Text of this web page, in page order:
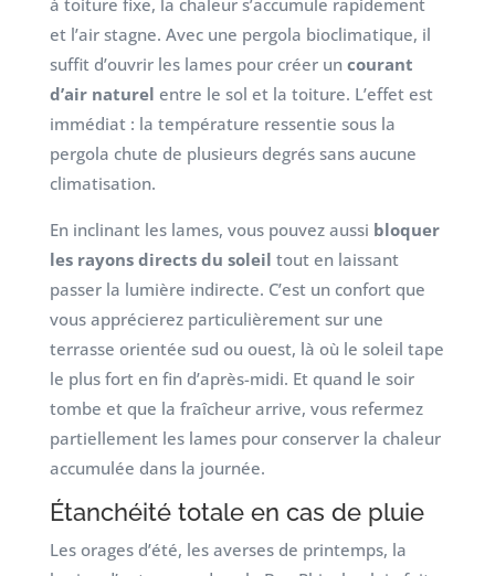
à toiture fixe, la chaleur s’accumule rapidement
et l’air stagne. Avec une pergola bioclimatique, il
suffit d’ouvrir les lames pour créer un courant
d’air naturel entre le sol et la toiture. L’effet est
immédiat : la température ressentie sous la
pergola chute de plusieurs degrés sans aucune
climatisation.
En inclinant les lames, vous pouvez aussi bloquer
les rayons directs du soleil tout en laissant
passer la lumière indirecte. C’est un confort que
vous apprécierez particulièrement sur une
terrasse orientée sud ou ouest, là où le soleil tape
le plus fort en fin d’après-midi. Et quand le soir
tombe et que la fraîcheur arrive, vous refermez
partiellement les lames pour conserver la chaleur
accumulée dans la journée.
Étanchéité totale en cas de pluie
Les orages d’été, les averses de printemps, la